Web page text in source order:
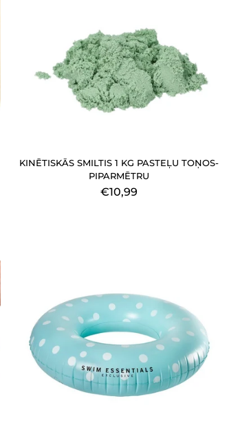
KINĒTISKĀS SMILTIS 1 KG PASTEĻU TOŅOS-
PIPARMĒTRU
€10,99